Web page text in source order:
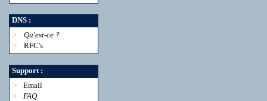
DNS :
>
Qu'est-ce ?
>
RFC's
Support :
>
Email
>
FAQ